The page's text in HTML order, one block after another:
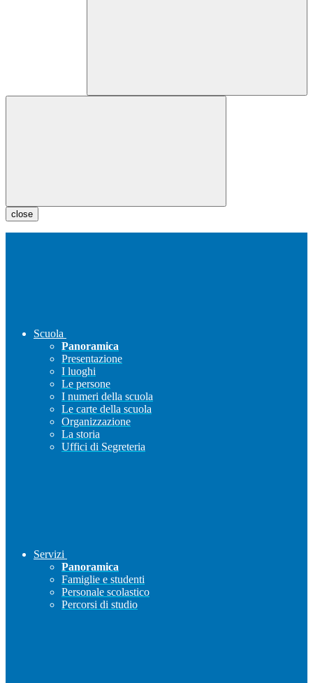
close
Scuola
Panoramica
Presentazione
I luoghi
Le persone
I numeri della scuola
Le carte della scuola
Organizzazione
La storia
Uffici di Segreteria
Servizi
Panoramica
Famiglie e studenti
Personale scolastico
Percorsi di studio